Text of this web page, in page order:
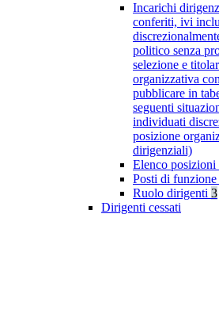
Incarichi
conferiti, ivi
politico senza
selezione e
organizzativa
pubblicare in
seguenti
individuati
posizione
dirigenziali)
Elenco
Posti di
Ruolo dirigenti 3
Dirigenti cessati